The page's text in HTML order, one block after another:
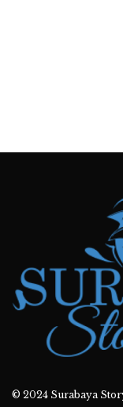
© 2024 Surabaya